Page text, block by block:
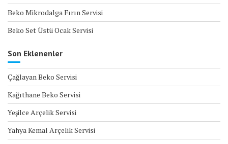
Beko Mikrodalga Fırın Servisi
Beko Set Üstü Ocak Servisi
Son Eklenenler
Çağlayan Beko Servisi
Kağıthane Beko Servisi
Yeşilce Arçelik Servisi
Yahya Kemal Arçelik Servisi